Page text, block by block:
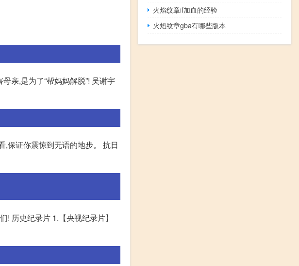
亲,是为了“帮妈妈解脱”! 吴谢宇
,保证你震惊到无语的地步。 抗日
历史纪录片 1.【央视纪录片】
火焰纹章if加血的经验
火焰纹章gba有哪些版本